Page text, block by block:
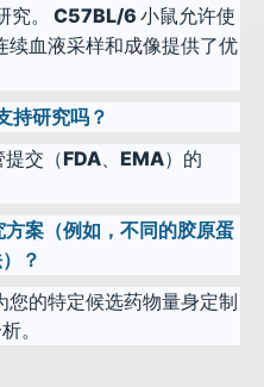
究。 C57BL/6 小鼠允许使
血液采样和成像提供了优
持研究吗？
交（FDA、EMA）的
案（例如，不同的胶原蛋
？
您的特定候选药物量身定制
。